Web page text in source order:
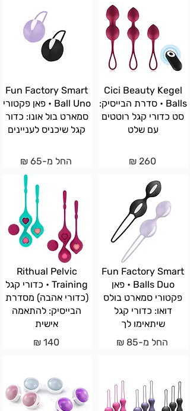
Cici Beauty Kegel
Balls • סדרת הבייסיק:
סט כדורי קגל רוטטים
עם שלט
260 ₪
Fun Factory Smart
Balls Duo • פאן
פקטורי סמארט בולס
דואו: כדורי קגל
שיתאימו לך
החל מ-85 ₪
Fun Factory Smart
Ball Uno • פאן פקטורי
סמארט בול אונו: כדור
קגל שיכניס לעניינים
החל מ-65 ₪
Rithual Pelvic
Training • כדורי קגל
(כדורי אהבה) מסדרת
הבייסיק: להתאמה
אישית
140 ₪